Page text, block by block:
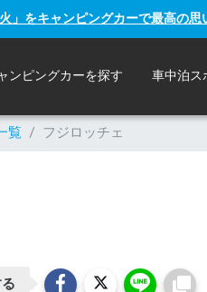
」をキャンピングカーで最高の思
ンピングカーを探す 車中泊ス
覧 / フジロッチェ